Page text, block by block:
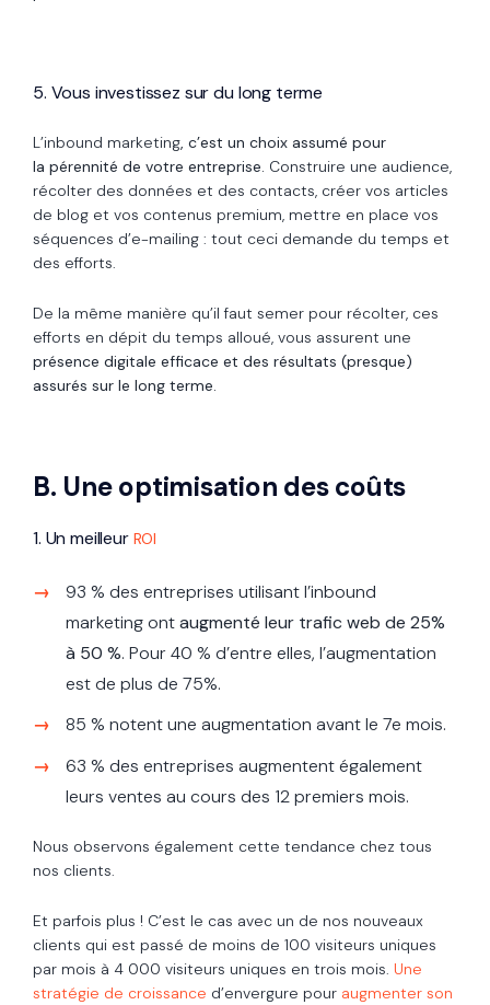
5. Vous investissez sur du long terme
L’inbound marketing , c’est un choix assumé pour
la pérennité de votre entreprise. Construire une audience,
récolter des données et des contacts, créer vos articles
de blog et vos contenus premium, mettre en place vos
séquences d’e-mailing : tout ceci demande du temps et
des efforts.
De la même manière qu’il faut semer pour récolter, ces
efforts en dépit du temps alloué, vous assurent une
présence digitale efficace et des résultats (presque)
assurés sur le long terme.
B. Une optimisation des coûts
1. Un meilleur ROI
93 % des entreprises utilisant l’inbound
marketing ontaugmenté leur trafic web de 25%
à 50 %. Pour 40 % d’entre elles, l’augmentation
est de plus de 75%.
85 % notent une augmentation avant le 7e mois.
63 % des entreprises augmentent également
leurs ventes au cours des 12 premiers mois.
Nous observons également cette tendance chez tous
nos clients.
Et parfois plus ! C’est le cas avec un de nos nouveaux
clients qui est passé de moins de 100 visiteurs uniques
par mois à 4 000 visiteurs uniques en trois mois. Une
stratégie de croissance d’envergure pour augmenter son